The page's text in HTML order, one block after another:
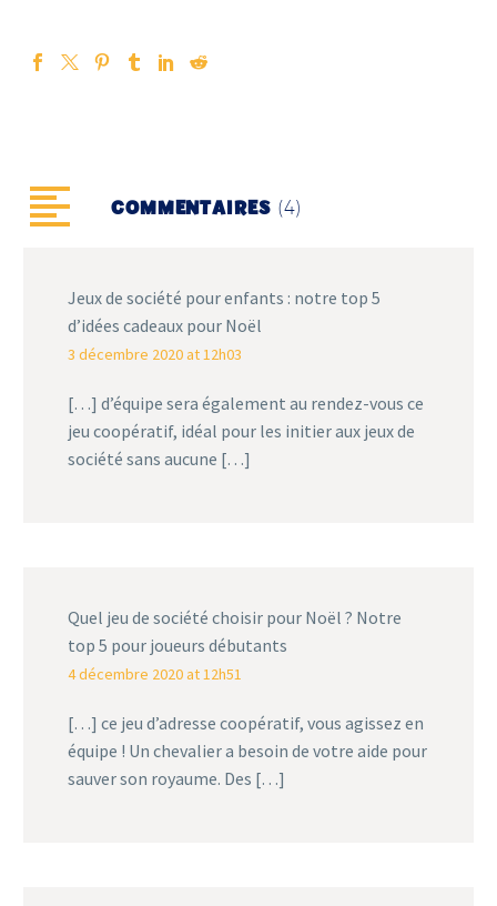
COMMENTAIRES (4)
Jeux de société pour enfants : notre top 5
d’idées cadeaux pour Noël
3 décembre 2020 at 12h03
[…] d’équipe sera également au rendez-vous ce
jeu coopératif, idéal pour les initier aux jeux de
société sans aucune […]
Quel jeu de société choisir pour Noël ? Notre
top 5 pour joueurs débutants
4 décembre 2020 at 12h51
[…] ce jeu d’adresse coopératif, vous agissez en
équipe ! Un chevalier a besoin de votre aide pour
sauver son royaume. Des […]